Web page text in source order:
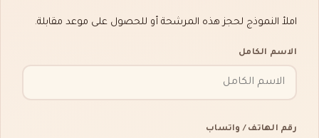
املأ النموذج لحجز هذه المرشحة أو للحصول على موعد مقابلة.
الاسم الكامل
رقم الهاتف / واتساب